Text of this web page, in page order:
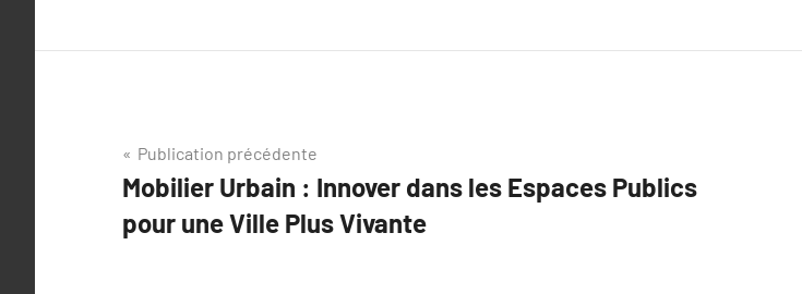
Navigation
de
l’article
Publication précédente
Mobilier Urbain : Innover dans les Espaces Publics
pour une Ville Plus Vivante